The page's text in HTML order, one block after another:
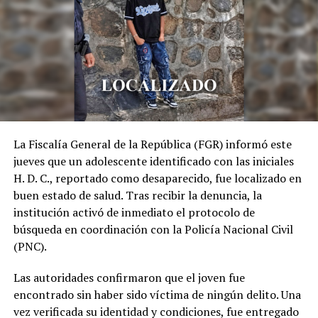
DON'T MISS
Austria de luto tras tiroteo mortal en una escuela
secundaria
La Fiscalía General de la República (FGR) informó este
jueves que un adolescente identificado con las iniciales
H. D. C., reportado como desaparecido, fue localizado en
buen estado de salud. Tras recibir la denuncia, la
institución activó de inmediato el protocolo de
búsqueda en coordinación con la Policía Nacional Civil
(PNC).
Las autoridades confirmaron que el joven fue
encontrado sin haber sido víctima de ningún delito. Una
vez verificada su identidad y condiciones, fue entregado